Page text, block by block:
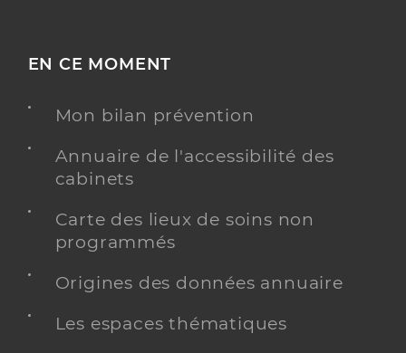
EN CE MOMENT
Mon bilan prévention
Annuaire de l'accessibilité des
cabinets
Carte des lieux de soins non
programmés
Origines des données annuaire
Les espaces thématiques